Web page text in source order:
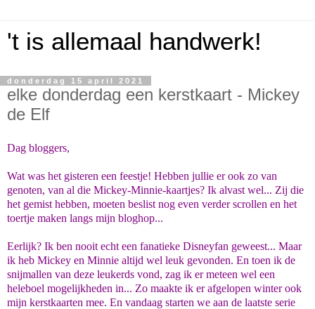
't is allemaal handwerk!
donderdag 15 april 2021
elke donderdag een kerstkaart - Mickey
de Elf
Dag bloggers,
Wat was het gisteren een feestje! Hebben jullie er ook zo van
genoten, van al die Mickey-Minnie-kaartjes? Ik alvast wel... Zij die
het gemist hebben, moeten beslist nog even verder scrollen en het
toertje maken langs mijn bloghop...
Eerlijk? Ik ben nooit echt een fanatieke Disneyfan geweest... Maar
ik heb Mickey en Minnie altijd wel leuk gevonden. En toen ik de
snijmallen van deze leukerds vond, zag ik er meteen wel een
heleboel mogelijkheden in... Zo maakte ik er afgelopen winter ook
mijn kerstkaarten mee. En vandaag starten we aan de laatste serie